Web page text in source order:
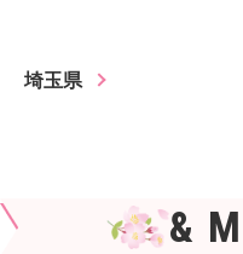
埼玉県
&